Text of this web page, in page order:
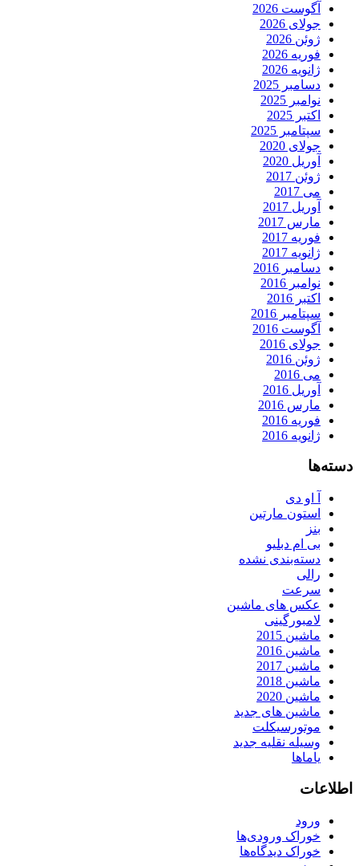
آگوست 2026
جولای 2026
ژوئن 2026
فوریه 2026
ژانویه 2026
دسامبر 2025
نوامبر 2025
اکتبر 2025
سپتامبر 2025
جولای 2020
آوریل 2020
ژوئن 2017
می 2017
آوریل 2017
مارس 2017
فوریه 2017
ژانویه 2017
دسامبر 2016
نوامبر 2016
اکتبر 2016
سپتامبر 2016
آگوست 2016
جولای 2016
ژوئن 2016
می 2016
آوریل 2016
مارس 2016
فوریه 2016
ژانویه 2016
دسته‌ها
آ او دی
استون مارتین
بنز
بی ام دبلیو
دسته‌بندی نشده
رالی
سرعت
عکس های ماشین
لامبورگینی
ماشین 2015
ماشین 2016
ماشین 2017
ماشین 2018
ماشین 2020
ماشین های جدید
موتورسیکلت
وسیله نقلیه جدید
یاماها
اطلاعات
ورود
خوراک ورودی‌ها
خوراک دیدگاه‌ها